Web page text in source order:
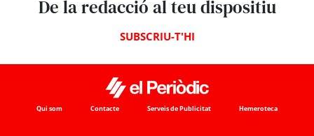
De la redacció al teu dispositiu
SUBSCRIU-T'HI
Qui som Contacte Serveis de Publicitat Hemeroteca